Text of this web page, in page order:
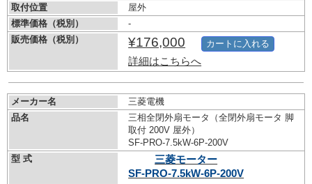
取付位置
屋外
標準価格（税別）
-
販売価格（税別）
¥176,000
詳細はこちらへ
カートに入れる
メーカー名
三菱電機
品名
三相全閉外扇モータ（全閉外扇モータ 脚
取付 200V 屋外）
SF-PRO-7.5kW-6P-200V
型 式
三菱モーター
SF-PRO-7.5kW-6P-200V